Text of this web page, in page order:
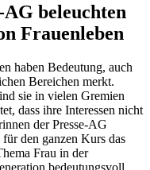
beleuchten
Frauenleben
haben Bedeutung, auch
Bereichen merkt.
sie in vielen Gremien
dass ihre Interessen nicht
der Presse-AG
den ganzen Kurs das
Frau in der
bedeutungsvoll.